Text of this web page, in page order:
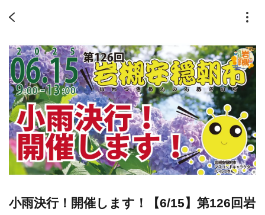
小雨決行！開催します！【6/15】第126回岩